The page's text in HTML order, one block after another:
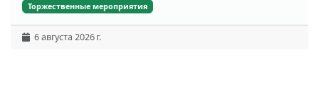
Торжественные мероприятия
6 августа 2026 г.